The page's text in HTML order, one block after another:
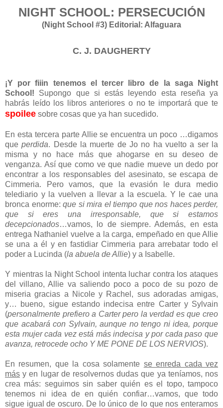
NIGHT SCHOOL: PERSECUCIÓN
(Night School #3) Editorial: Alfaguara
C. J. DAUGHERTY
¡Y por fiiin tenemos el tercer libro de la saga Night
School! Supongo que si estás leyendo esta reseña ya
habrás leído los libros anteriores o no te importará que te
spoilee sobre cosas que ya han sucedido.
En esta tercera parte Allie se encuentra un poco …digamos
que perdida. Desde la muerte de Jo no ha vuelto a ser la
misma y no hace más que ahogarse en su deseo de
venganza. Así que como ve que nadie mueve un dedo por
encontrar a los responsables del asesinato, se escapa de
Cimmeria. Pero vamos, que la evasión le dura medio
telediario y la vuelven a llevar a la escuela. Y le cae una
bronca enorme: que si mira el tiempo que nos haces perder,
que si eres una irresponsable, que si estamos
decepcionados…vamos, lo de siempre. Además, en esta
entrega Nathaniel vuelve a la carga, empeñado en que Allie
se una a él y en fastidiar Cimmeria para arrebatar todo el
poder a Lucinda (la abuela de Allie) y a Isabelle.
Y mientras la Night School intenta luchar contra los ataques
del villano, Allie va saliendo poco a poco de su pozo de
miseria gracias a Nicole y Rachel, sus adoradas amigas,
y… bueno, sigue estando indecisa entre Carter y Sylvain
(personalmente prefiero a Carter pero la verdad es que creo
que acabará con Sylvain, aunque no tengo ni idea, porque
esta mujer cada vez está más indecisa y por cada paso que
avanza, retrocede ocho Y ME PONE DE LOS NERVIOS).
En resumen, que la cosa solamente se enreda cada vez
más y en lugar de resolvernos dudas que ya teníamos, nos
crea más: seguimos sin saber quién es el topo, tampoco
tenemos ni idea de en quién confiar…vamos, que todo
sigue igual de oscuro. De lo único de lo que nos enteramos